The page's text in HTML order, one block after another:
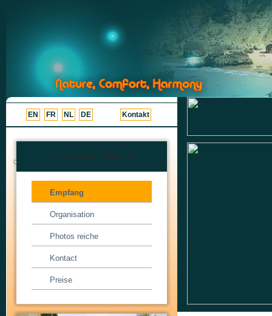
EN FR NL DE Kontakt
Casa Somba - Rubriques
Empfang
Organisation
Photos reiche
Kontact
Preise